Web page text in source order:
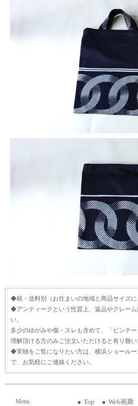
◆税・送料別（お住まいの地域と商品サイズに
◆アンティークという性質上、返品やクレーム
い。
多少のゆがみや傷・スレも含めて、「ビンテ
理解頂ける方のみご注文いただけると有り難い
◆実物をご覧になりたい方は、横浜ショール
で、お気軽にご連絡ください。
Menu Top Web画廊